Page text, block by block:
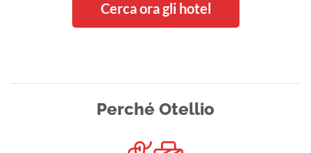
Cerca ora gli hotel
Perché Otellio